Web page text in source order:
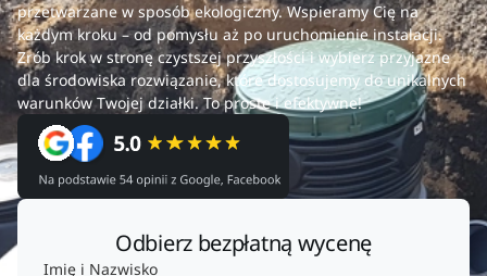
przetwarzane w sposób ekologiczny. Wspieramy Cię na
każdym kroku – od pomysłu aż po uruchomienie instalacji.
Zrób krok w stronę czystszej przyszłości i wybierz przyjazne
dla środowiska rozwiązanie, które dostosujemy do unikalnych
warunków Twojej działki. To proste i efektywne!
Odbierz bezpłatną wycenę
Imię i Nazwisko